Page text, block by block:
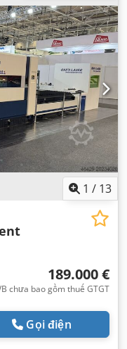
1 / 13
189.000 €
chưa bao gồm thuế GTGT
Gọi điện